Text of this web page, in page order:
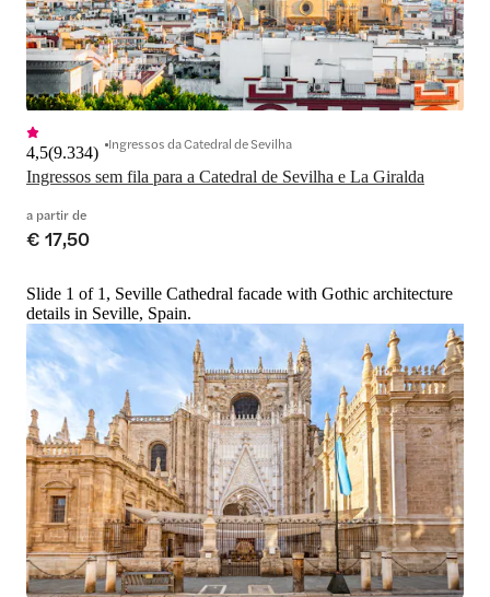
Ingressos sem fila para a Catedral de Sevilha e La Giralda
4,5(9.334) Ingressos da Catedral de Sevilha
a partir de
€ 17,50
Slide 1 of 1, Seville Cathedral facade with Gothic architecture
details in Seville, Spain.